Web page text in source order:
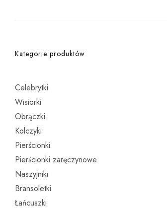
Kategorie produktów
Celebrytki
Wisiorki
Obrączki
Kolczyki
Pierścionki
Pierścionki zaręczynowe
Naszyjniki
Bransoletki
Łańcuszki